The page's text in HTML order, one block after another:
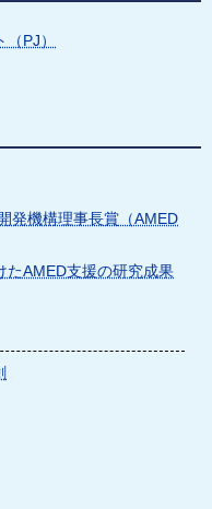
PJ）
発機構理事長賞（AMED
たAMED支援の研究成果